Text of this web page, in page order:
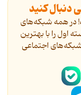
دنبال کنید
در همه شبکه‌های
اول را با بهترین
شبکه‌های اجتماعی